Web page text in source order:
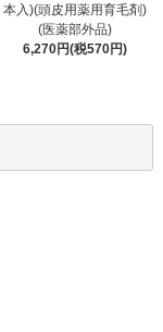
本入)(頭皮用薬用育毛剤)
(医薬部外品)
6,270円(税570円)